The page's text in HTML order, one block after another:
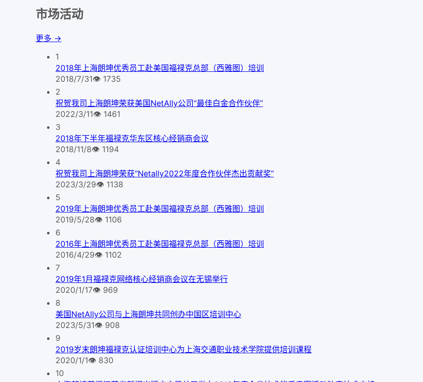
市场活动
更多 →
1
2018年上海朗坤优秀员工赴美国福禄克总部（西雅图）培训
2018/7/31👁 1735
2
祝贺我司上海朗坤荣获美国NetAlly公司“最佳白金合作伙伴”
2022/3/11👁 1461
3
2018年下半年福禄克华东区核心经销商会议
2018/11/8👁 1194
4
祝贺我司上海朗坤荣获“Netally2022年度合作伙伴杰出贡献奖”
2023/3/29👁 1138
5
2019年上海朗坤优秀员工赴美国福禄克总部（西雅图）培训
2019/5/28👁 1106
6
2016年上海朗坤优秀员工赴美国福禄克总部（西雅图）培训
2016/4/29👁 1102
7
2019年1月福禄克网络核心经销商会议在无锡举行
2020/1/17👁 969
8
美国NetAlly公司与上海朗坤共同创办中国区培训中心
2023/5/31👁 908
9
2019岁末朗坤福禄克认证培训中心为上海交通职业技术学院提供培训课程
2020/1/1👁 830
10